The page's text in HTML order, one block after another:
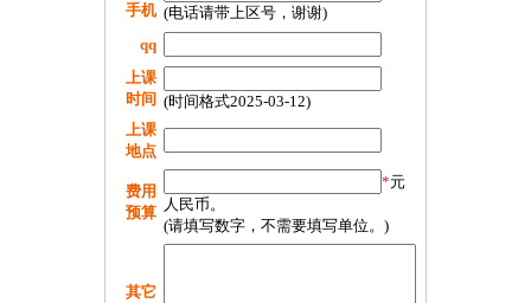
手机 (电话请带上区号，谢谢)
qq
上课
时间 (时间格式2025-03-12)
上课
地点
费用
预算
*元
人民币。
(请填写数字，不需要填写单位。)
其它